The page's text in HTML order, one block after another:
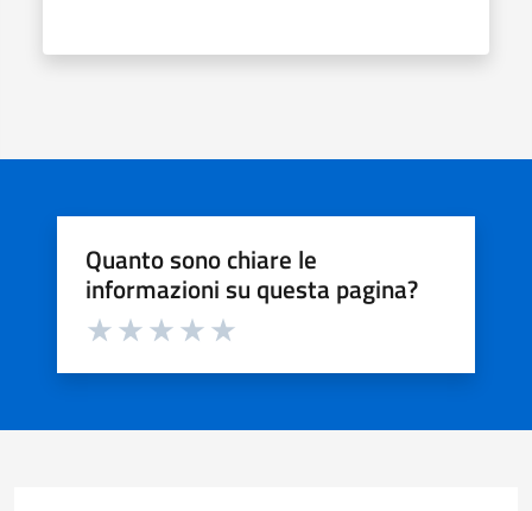
Quanto sono chiare le
informazioni su questa pagina?
Valuta da 1 a 5 stelle la pagina